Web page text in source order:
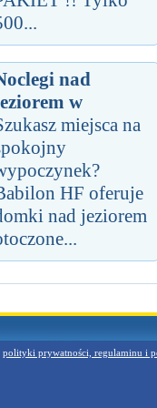
nad
w
miejsca na
HF oferuje
nad jeziorem
polityki prywatności, regulaminu i